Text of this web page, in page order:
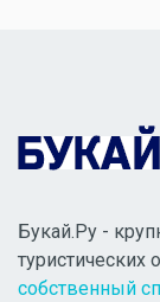
Букай.Ру -
туристических
собственный